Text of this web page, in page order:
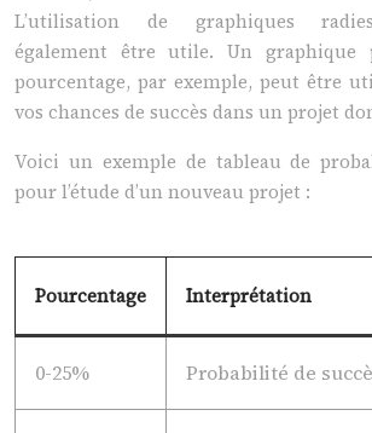
L’utilisation de graphiques
également être utile. Un graphique
pourcentage, par exemple, peut être
vos chances de succès dans un projet
Voici un exemple de tableau de
pour l’étude d’un nouveau projet :
Pourcentage Interprétation
0-25% Probabilité de